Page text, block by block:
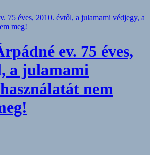
ev. 75 éves,
a julamami
nem